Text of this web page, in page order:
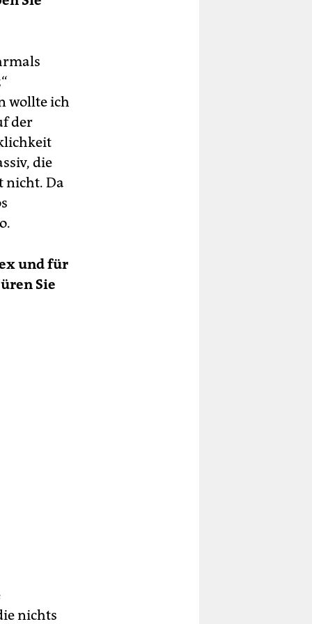
wollte ich
der
die
nicht. Da
und für
Sie
nichts